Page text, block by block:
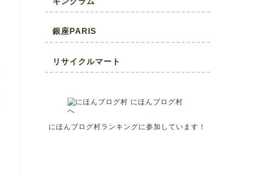
リサイクルマート
銀座PARIS
にほんブログ村ランキングに参加しています！